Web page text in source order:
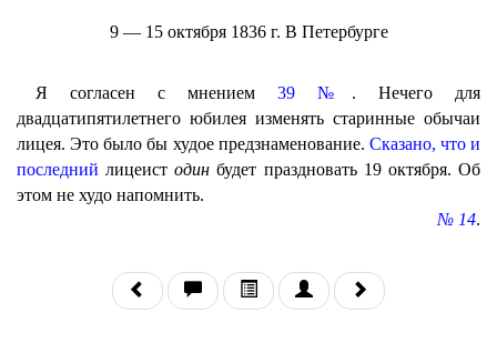
9 — 15 октября 1836 г. В Петербурге
Я согласен с мнением 39 № . Нечего для
двадцатипятилетнего юбилея изменять старинные обычаи
лицея. Это было бы худое предзнаменование. Сказано, что и
последний лицеистодин будет праздновать 19 октября. Об
этом не худо напомнить.
№ 14.